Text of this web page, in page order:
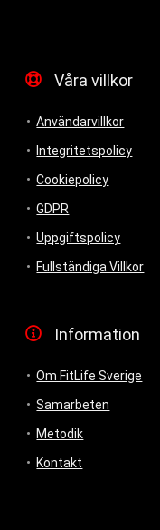
Våra villkor
Användarvillkor
Integritetspolicy
Cookiepolicy
GDPR
Uppgiftspolicy
Fullständiga Villkor
Information
Om FitLife Sverige
Samarbeten
Metodik
Kontakt